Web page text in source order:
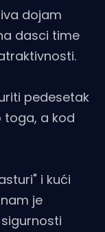
dojam
dasci time
pedesetak
toga, a kod
i kući
je